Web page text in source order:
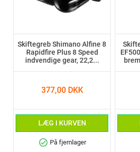
Skiftegreb Shimano Alfine 8
Rapidfire Plus 8 Speed
indvendige gear, 22,2...
377,00 DKK
LÆG I KURVEN
check_circle På fjernlager